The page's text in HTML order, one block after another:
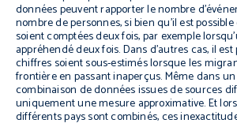
données peuvent rapporter le nombre
nombre de personnes, si bien qu’il est
soient comptées deux fois, par exemple
appréhendé deux fois. Dans d’autres cas, il
chiffres soient sous-estimés lorsque les
frontière en passant inaperçus. Même dans un
combinaison de données issues de sources
uniquement une mesure approximative. Et
différents pays sont combinés, ces